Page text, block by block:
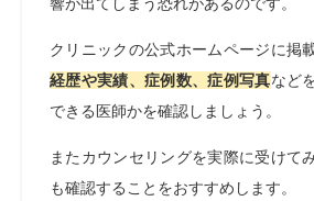
響が出てしまう恐れがあるのです。
クリニックの公式ホームページに掲
経歴や実績、症例数、症例写真など
できる医師かを確認しましょう。
またカウンセリングを実際に受けて
も確認することをおすすめします。